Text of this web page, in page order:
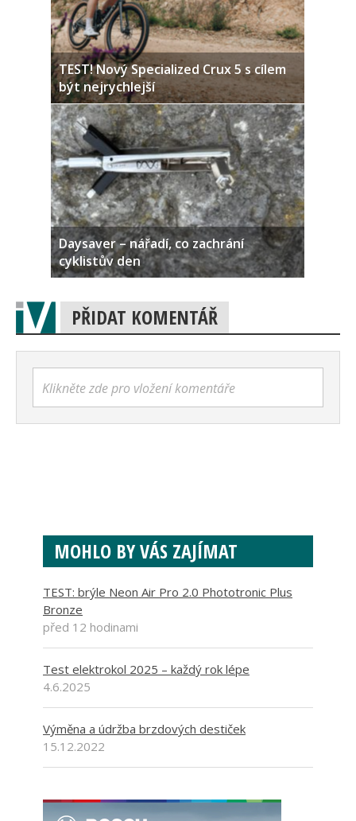
TEST! Nový Specialized Crux 5 s cílem
být nejrychlejší
Daysaver – nářadí, co zachrání
cyklistův den
PŘIDAT KOMENTÁŘ
Klikněte zde pro vložení komentáře
MOHLO BY VÁS ZAJÍMAT
TEST: brýle Neon Air Pro 2.0 Phototronic Plus
Bronze
před 12 hodinami
Test elektrokol 2025 – každý rok lépe
4.6.2025
Výměna a údržba brzdových destiček
15.12.2022